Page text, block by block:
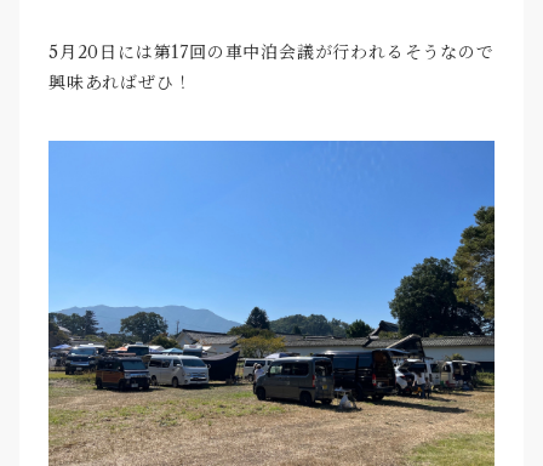
5月20日には第17回の車中泊会議が行われるそうなので
興味あればぜひ！